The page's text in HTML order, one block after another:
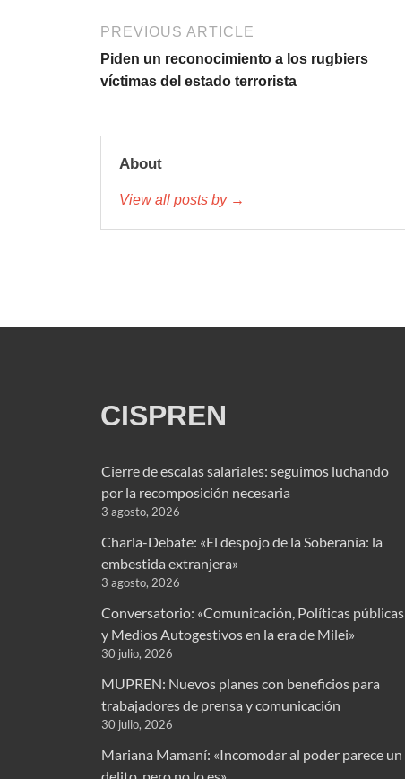
PREVIOUS ARTICLE
Piden un reconocimiento a los rugbiers
víctimas del estado terrorista
About
View all posts by →
CISPREN
Cierre de escalas salariales: seguimos luchando
por la recomposición necesaria
3 agosto, 2026
Charla-Debate: «El despojo de la Soberanía: la
embestida extranjera»
3 agosto, 2026
Conversatorio: «Comunicación, Políticas públicas
y Medios Autogestivos en la era de Milei»
30 julio, 2026
MUPREN: Nuevos planes con beneficios para
trabajadores de prensa y comunicación
30 julio, 2026
Mariana Mamaní: «Incomodar al poder parece un